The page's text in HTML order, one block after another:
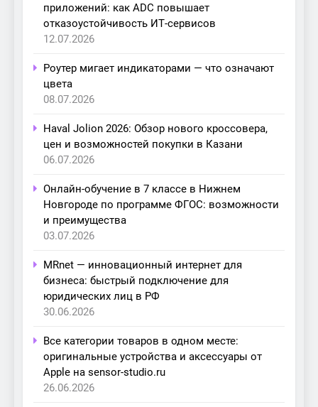
приложений: как ADC повышает
отказоустойчивость ИТ-сервисов
12.07.2026
Роутер мигает индикаторами — что означают
цвета
08.07.2026
Haval Jolion 2026: Обзор нового кроссовера,
цен и возможностей покупки в Казани
06.07.2026
Онлайн-обучение в 7 классе в Нижнем
Новгороде по программе ФГОС: возможности
и преимущества
03.07.2026
MRnet — инновационный интернет для
бизнеса: быстрый подключение для
юридических лиц в РФ
30.06.2026
Все категории товаров в одном месте:
оригинальные устройства и аксессуары от
Apple на sensor-studio.ru
26.06.2026